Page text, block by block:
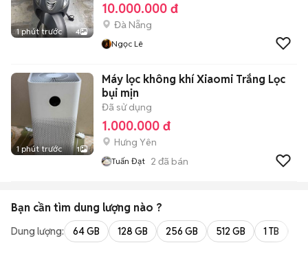
1 phút trước 4
10.000.000 đ
Đà Nẵng
Ngọc Lê
1 phút trước 1
Máy lọc không khí Xiaomi Trắng Lọc
bụi mịn
Đã sử dụng
1.000.000 đ
Hưng Yên
Tuấn Đạt 2 đã bán
Bạn cần tìm dung lượng nào ?
Dung lượng: 64 GB 128 GB 256 GB 512 GB 1 TB